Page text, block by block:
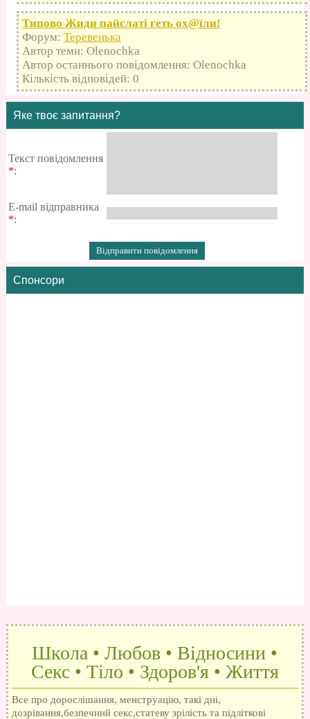
Типово Жиди пайслаті геть оx@їли!
Форум: Теревенька
Автор теми: Olenochka
Автор останнього повідомлення: Olenochka
Кількість відповідей: 0
Яке твоє запитання?
Текст повідомлення
*:
E-mail відправника
*:
Спонсори
Школа • Любов • Відносини •
Секс • Тіло • Здоров'я • Життя
Все про дорослішання, менструацію, такі дні,
дозрівання,безпечний секс,статеву зрілість та підліткові